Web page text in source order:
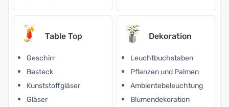
Table Top
Geschirr
Besteck
Kunststoffgläser
Gläser
Dekoration
Leuchtbuchstaben
Pflanzen und Palmen
Ambientebeleuchtung
Blumendekoration